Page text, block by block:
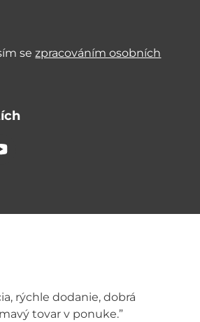
sezpracováním osobních
rýchle dodanie, dobrá
tovar v ponuke.”